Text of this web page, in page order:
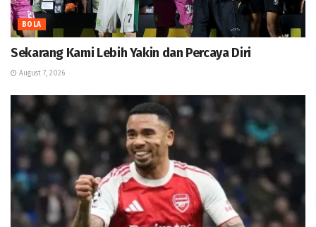
BOLA
Sekarang Kami Lebih Yakin dan Percaya Diri
August 7, 2026